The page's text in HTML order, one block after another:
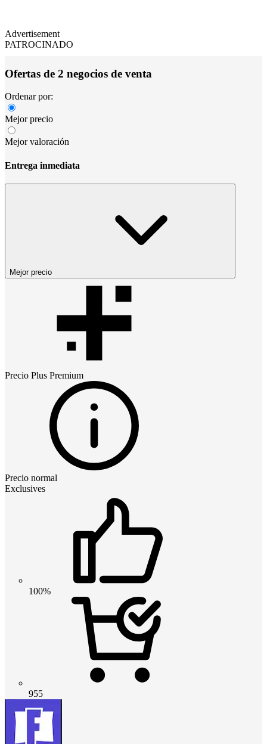
Advertisement
PATROCINADO
Ofertas de 2 negocios de venta
Ordenar por:
Mejor precio
Mejor valoración
Entrega inmediata
Mejor precio
Precio Plus Premium
Precio normal
Exclusives
100%
955